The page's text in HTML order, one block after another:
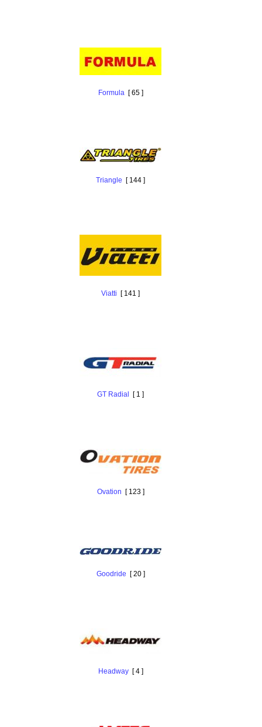
Formula[ 65 ]
Triangle [ 144 ]
Viatti [ 141 ]
GT Radial [ 1 ]
Ovation [ 123 ]
Goodride [ 20 ]
Headway[ 4 ]